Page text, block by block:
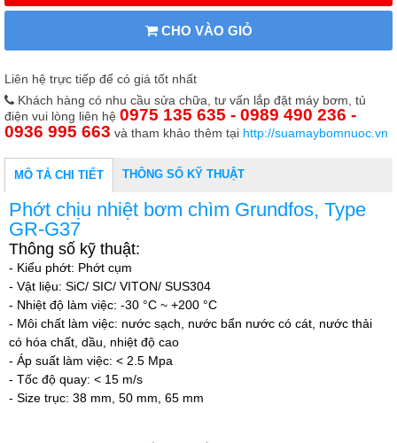
CHO VÀO GIỎ
Liên hệ trực tiếp để có giá tốt nhất
Khách hàng có nhu cầu sửa chữa, tư vấn lắp đặt máy bơm, tủ
điện vui lòng liên hệ 0975 135 635 - 0989 490 236 -
0936 995 663 và tham khảo thêm tại http://suamaybomnuoc.vn
MÔ TẢ CHI TIẾT THÔNG SỐ KỸ THUẬT
Phớt chịu nhiệt bơm chìm Grundfos, Type
GR-G37
Thông số kỹ thuật:
- Kiểu phớt: Phớt cụm
- Vật liệu: SiC/ SIC/ VITON/ SUS304
- Nhiệt độ làm việc: -30 °C ~ +200 °C
- Môi chất làm việc: nước sạch, nước bẩn nước có cát, nước thải
có hóa chất, dầu, nhiệt độ cao
- Áp suất làm việc: < 2.5 Mpa
- Tốc độ quay: < 15 m/s
- Size trục: 38 mm, 50 mm, 65 mm